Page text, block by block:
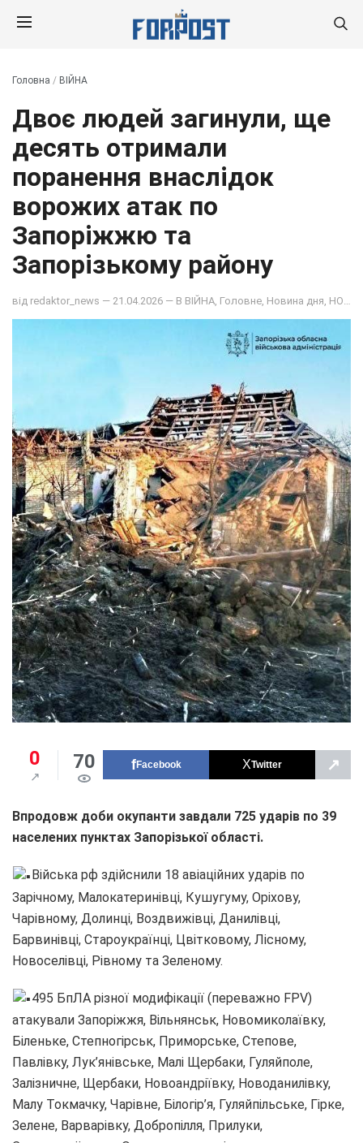
Головна / ВІЙНА
Двоє людей загинули, ще
десять отримали
поранення внаслідок
ворожих атак по
Запоріжжю та
Запорізькому району
від redaktor_news — 21.04.2026 — В ВІЙНА Головне Новина дня НОВИНИ
0 70 Facebook Twitter ↗
Впродовж доби окупанти завдали 725 ударів по 39
населених пунктах Запорізької області.
Війська рф здійснили 18 авіаційних ударів по
Зарічному, Малокатеринівці, Кушугуму, Оріхову,
Чарівному, Долинці, Воздвижівці, Данилівці,
Барвинівці, Староукраїнці, Цвітковому, Лісному,
Новоселівці, Рівному та Зеленому.
495 БпЛА різної модифікації (переважно FPV)
атакували Запоріжжя, Вільнянськ, Новомиколаївку,
Біленьке, Степногірськ, Приморське, Степове,
Павлівку, Лук’янівське, Малі Щербаки, Гуляйполе,
Залізничне, Щербаки, Новоандріївку, Новоданилівку,
Малу Токмачку, Чарівне, Білогір’я, Гуляйпільське, Гірке,
Зелене, Варварівку, Добропілля, Прилуки,